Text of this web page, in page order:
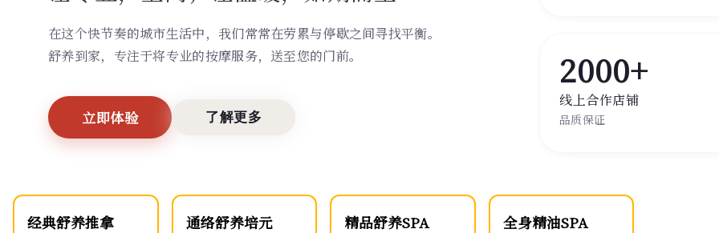
在这个快节奏的城市生活中，我们常常在劳累与停歇之间寻找平衡。
舒养到家，专注于将专业的按摩服务，送至您的门前。
立即体验 了解更多
2000+
线上合作店铺
品质保证
经典舒养推拿 通络舒养培元 精品舒养SPA 全身精油SPA